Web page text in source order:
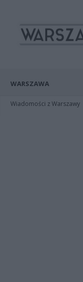
WARSZAWA
Wiadomości z Warszawy